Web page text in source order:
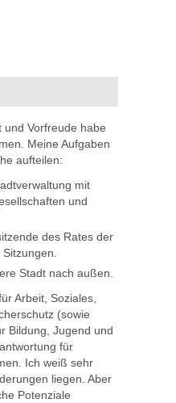
und Vorfreude habe
Meine Aufgaben
aufteilen:
mit
und
des Rates der
Stadt nach außen.
Arbeit, Soziales,
(sowie
Bildung, Jugend und
für
Ich weiß sehr
liegen. Aber
Potenziale